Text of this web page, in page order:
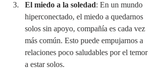
El miedo a la soledad: En un mundo
hiperconectado, el miedo a quedarnos
solos sin apoyo, compañía es cada vez
más común. Esto puede empujarnos a
relaciones poco saludables por el temor
a estar solos.